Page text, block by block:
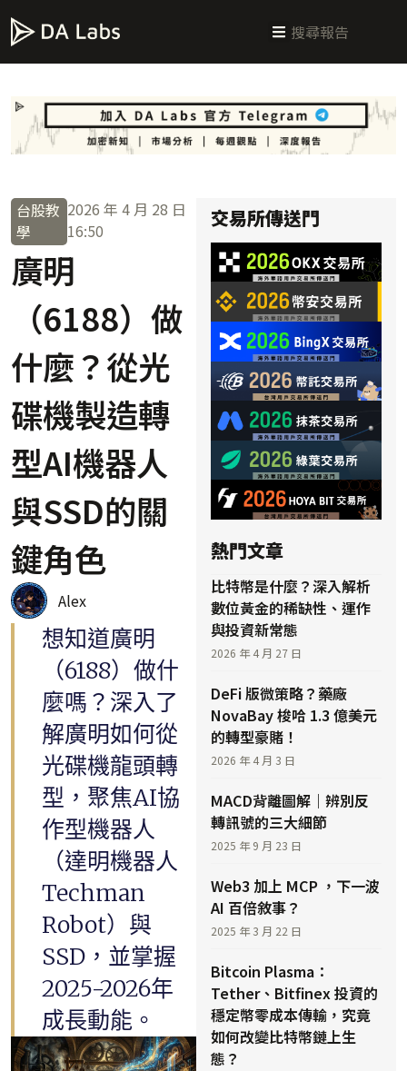
台股教
學
2026 年 4 月 28 日
16:50
廣明
（6188）做
什麼？從光
碟機製造轉
型AI機器人
與SSD的關
鍵角色
Alex
想知道廣明
（6188）做什
麼嗎？深入了
解廣明如何從
光碟機龍頭轉
型，聚焦AI協
作型機器人
（達明機器人
Techman
Robot）與
SSD，並掌握
2025-2026年
成長動能。
交易所傳送門
熱門文章
比特幣是什麼？深入解析
數位黃金的稀缺性、運作
與投資新常態
2026 年 4 月 27 日
DeFi 版微策略？藥廠
NovaBay 梭哈 1.3 億美元
的轉型豪賭！
2026 年 4 月 3 日
MACD背離圖解｜辨別反
轉訊號的三大細節
2025 年 9 月 23 日
Web3 加上 MCP ，下一波
AI 百倍敘事？
2025 年 3 月 22 日
Bitcoin Plasma：
Tether、Bitfinex 投資的
穩定幣零成本傳輸，究竟
如何改變比特幣鏈上生
態？